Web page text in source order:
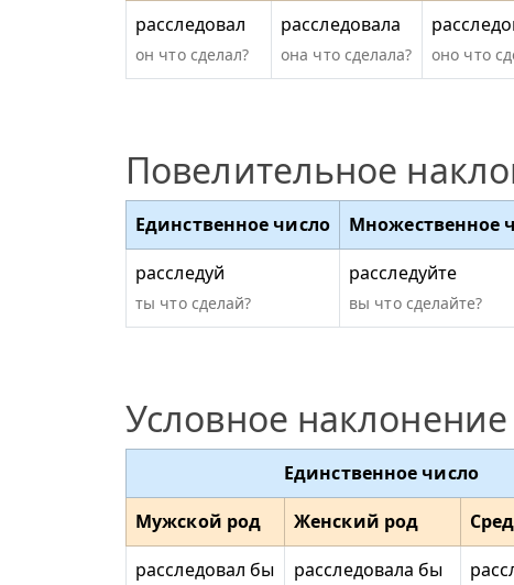
расследовал
он что сделал?
расследовала
она что сделала? оно что
Повелительное
Единственное число
Множественное
расследуй
ты что сделай?
расследуйте
вы что сделайте?
Условное наклонение
Единственное число
Мужской род Женский род
расследовал бы
расследовала бы